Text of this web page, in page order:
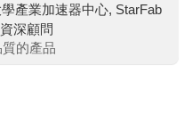
產業加速器中心, StarFab
深顧問
的產品